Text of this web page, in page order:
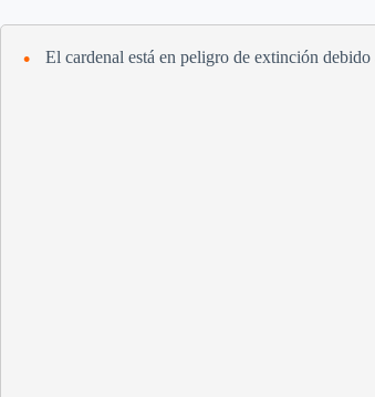
El cardenal está en peligro de extinción